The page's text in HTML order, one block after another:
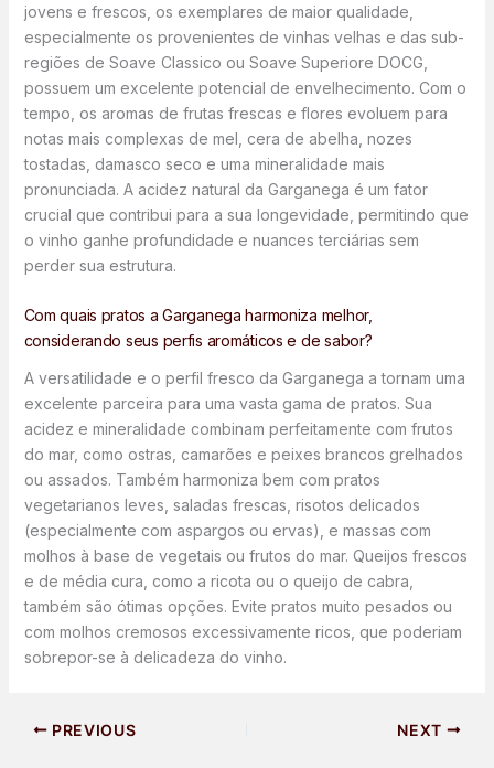
jovens e frescos, os exemplares de maior qualidade,
especialmente os provenientes de vinhas velhas e das sub-
regiões de Soave Classico ou Soave Superiore DOCG,
possuem um excelente potencial de envelhecimento. Com o
tempo, os aromas de frutas frescas e flores evoluem para
notas mais complexas de mel, cera de abelha, nozes
tostadas, damasco seco e uma mineralidade mais
pronunciada. A acidez natural da Garganega é um fator
crucial que contribui para a sua longevidade, permitindo que
o vinho ganhe profundidade e nuances terciárias sem
perder sua estrutura.
Com quais pratos a Garganega harmoniza melhor,
considerando seus perfis aromáticos e de sabor?
A versatilidade e o perfil fresco da Garganega a tornam uma
excelente parceira para uma vasta gama de pratos. Sua
acidez e mineralidade combinam perfeitamente com frutos
do mar, como ostras, camarões e peixes brancos grelhados
ou assados. Também harmoniza bem com pratos
vegetarianos leves, saladas frescas, risotos delicados
(especialmente com aspargos ou ervas), e massas com
molhos à base de vegetais ou frutos do mar. Queijos frescos
e de média cura, como a ricota ou o queijo de cabra,
também são ótimas opções. Evite pratos muito pesados ou
com molhos cremosos excessivamente ricos, que poderiam
sobrepor-se à delicadeza do vinho.
PREVIOUS NEXT